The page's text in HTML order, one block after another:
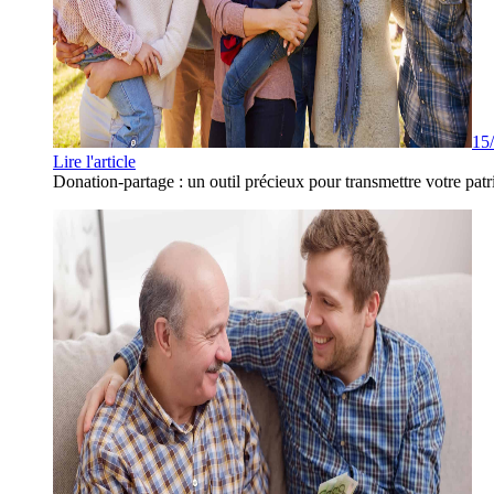
Lire l'article
Donation-partage : un outil précieux pour transmettre votre